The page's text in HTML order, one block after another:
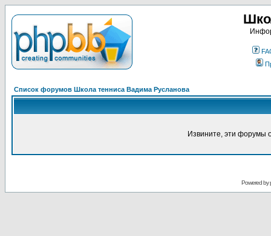
Список форумов Школа тенниса Вадима Русланова
Извините, эти форумы
Powered by